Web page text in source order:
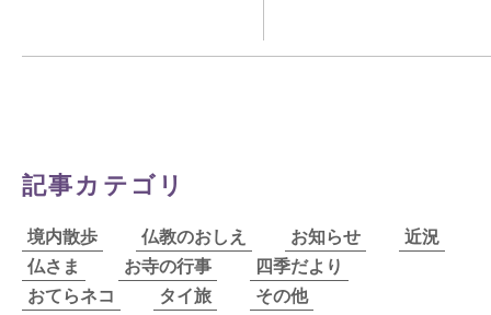
記事カテゴリ
境内散歩 仏教のおしえ お知らせ
近況
仏さま
お寺の行事
四季だより
おてらネコ
タイ旅 その他